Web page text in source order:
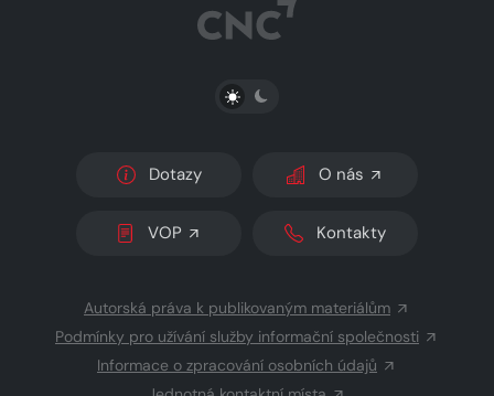
PŘEPNOUT SVĚTLÝ/TMAVÝ REŽIM
Dotazy O nás
VOP Kontakty
Autorská práva k publikovaným materiálům
Podmínky pro užívání služby informační společnosti
Informace o zpracování osobních údajů